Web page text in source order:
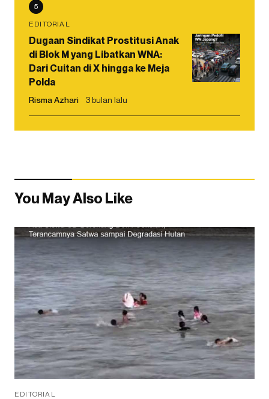
5
EDITORIAL
Dugaan Sindikat Prostitusi Anak
di Blok M yang Libatkan WNA:
Dari Cuitan di X hingga ke Meja
Polda
Risma Azhari 3 bulan lalu
You May Also Like
EDITORIAL